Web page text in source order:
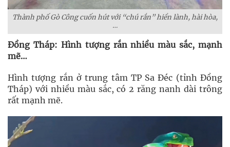
Thành phố Gò Công cuốn hút với “chú rắn” hiền lành, hài hòa,
…
Đồng Tháp: Hình tượng rắn nhiều màu sắc, mạnh
mẽ…
Hình tượng rắn ở trung tâm TP Sa Đéc (tỉnh Đồng
Tháp) với nhiều màu sắc, có 2 răng nanh dài trông
rất mạnh mẽ.